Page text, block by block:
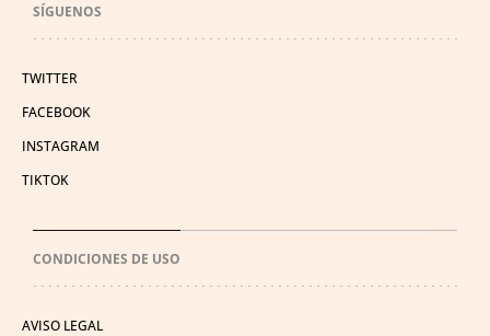
SÍGUENOS
TWITTER
FACEBOOK
INSTAGRAM
TIKTOK
CONDICIONES DE USO
AVISO LEGAL